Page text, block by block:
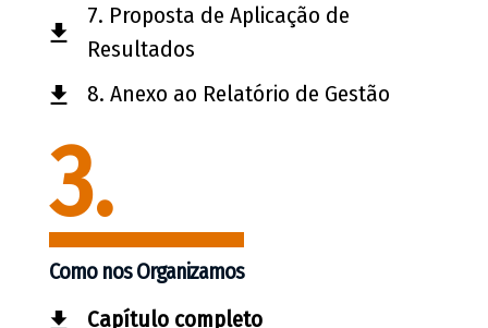
7. Proposta de Aplicação de
Resultados
8. Anexo ao Relatório de Gestão
3.
Como nos Organizamos
Capítulo completo